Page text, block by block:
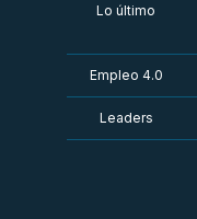
Lo último
Empleo 4.0
Leaders